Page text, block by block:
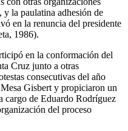
la paulatina adhesión de
en la renuncia del presidente
1986).
en la conformación del
Cruz junto a otras
consecutivas del año
Gisbert y propiciaron un
cargo de Eduardo Rodríguez
del proceso